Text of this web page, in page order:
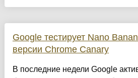
Google тестирует Nano
версии Chrome Canary
В последние недели Google